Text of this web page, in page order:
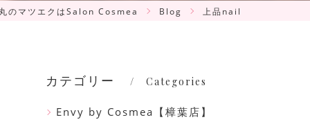
のマツエクはSalon Cosmea Blog 上品nail
カテゴリー Categories
Envy by Cosmea【樟葉店】